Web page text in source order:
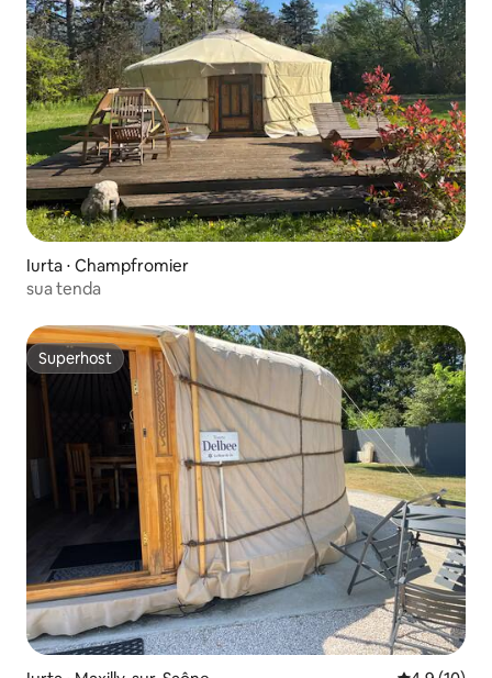
Iurta ⋅ Champfromier
sua tenda
Superhost
Superhost